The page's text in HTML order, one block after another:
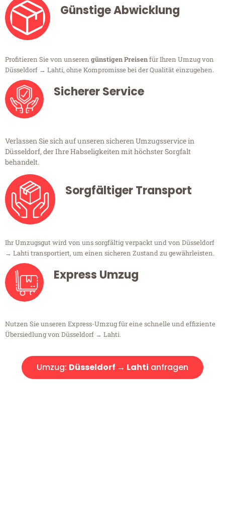
Günstige Abwicklung
Profitieren Sie von unseren günstigen Preisenfür Ihren Umzug von
Düsseldorf → Lahti, ohne Kompromisse bei der Qualität einzugehen.
Sicherer Service
Verlassen Sie sich auf unseren sicheren Umzugsservice in
Düsseldorf, der Ihre Habseligkeiten mit höchster Sorgfalt
behandelt.
Sorgfältiger Transport
Ihr Umzugsgut wird von uns sorgfältig verpackt und von Düsseldorf
→ Lahti transportiert, um einen sicheren Zustand zu gewährleisten.
Express Umzug
Nutzen Sie unseren Express-Umzug für eine schnelle und effiziente
Übersiedlung von Düsseldorf → Lahti.
Umzug: Düsseldorf → Lahti anfragen